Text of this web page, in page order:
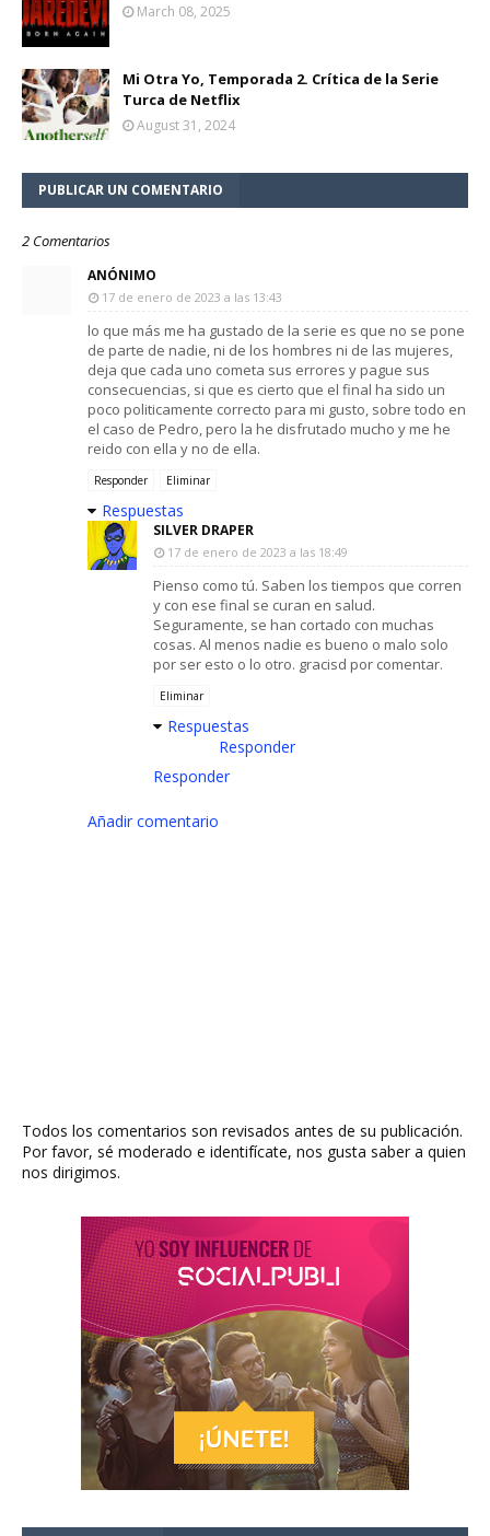
March 08, 2025
Mi Otra Yo, Temporada 2. Crítica de la Serie
Turca de Netflix
August 31, 2024
PUBLICAR UN COMENTARIO
2 Comentarios
ANÓNIMO
17 de enero de 2023 a las 13:43
lo que más me ha gustado de la serie es que no se pone
de parte de nadie, ni de los hombres ni de las mujeres,
deja que cada uno cometa sus errores y pague sus
consecuencias, si que es cierto que el final ha sido un
poco politicamente correcto para mi gusto, sobre todo en
el caso de Pedro, pero la he disfrutado mucho y me he
reido con ella y no de ella.
Responder Eliminar
Respuestas
SILVER DRAPER
17 de enero de 2023 a las 18:49
Pienso como tú. Saben los tiempos que corren
y con ese final se curan en salud.
Seguramente, se han cortado con muchas
cosas. Al menos nadie es bueno o malo solo
por ser esto o lo otro. gracisd por comentar.
Eliminar
Respuestas
Responder
Responder
Añadir comentario
Todos los comentarios son revisados antes de su publicación.
Por favor, sé moderado e identifícate, nos gusta saber a quien
nos dirigimos.